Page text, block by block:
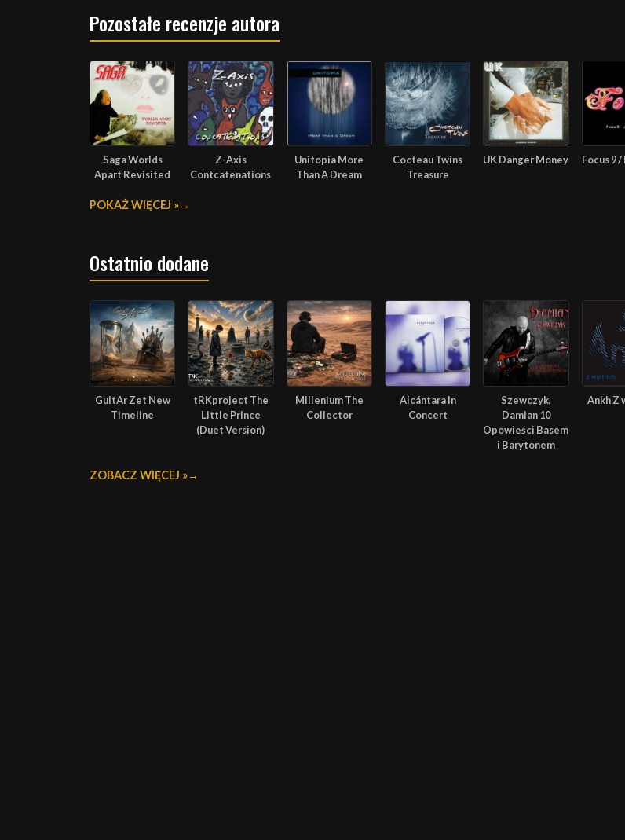
Pozostałe recenzje autora
Saga Worlds
Apart Revisited
Z-Axis
Contcatenations
Unitopia More
Than A Dream
Cocteau Twins
Treasure
UK Danger Money Focus 9
POKAŻ WIĘCEJ »
Ostatnio dodane
GuitAr Zet New
Timeline
tRKproject The
Little Prince
(Duet Version)
Millenium The
Collector
Alcántara In
Concert
Szewczyk,
Damian 10
Opowieści Basem
i Barytonem
Ankh Z
ZOBACZ WIĘCEJ »